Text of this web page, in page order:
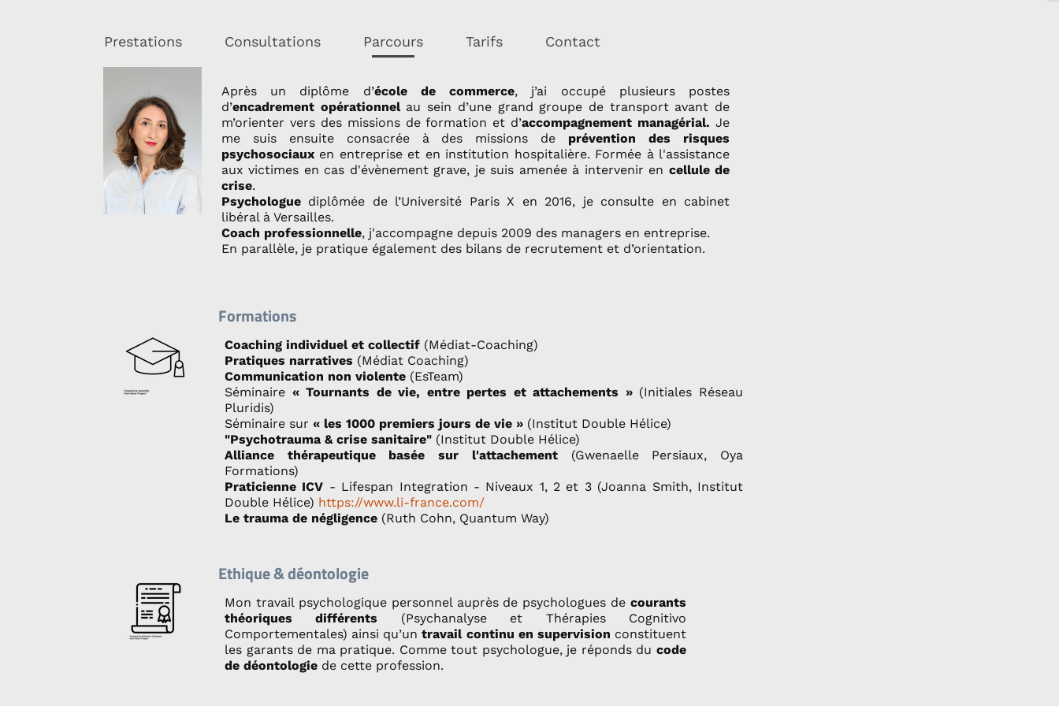
Prestations Consultations Parcours Tarifs Contact
Après un diplôme d’école de commerce, j’ai occupé plusieurs postes
d’encadrement opérationnel au sein d’une grand groupe de transport avant de
m’orienter vers des missions de formation et d’accompagnement managérial. Je
me suis ensuite consacrée à des missions de prévention des risques
psychosociaux en entreprise et en institution hospitalière. Formée à l'assistance
aux victimes en cas d'évènement grave, je suis amenée à intervenir en cellule de
crise.
Psychologue diplômée de l’Université Paris X en 2016, je consulte en cabinet
libéral à Versailles.
Coach professionnelle, j'accompagne depuis 2009 des managers en entreprise.
En parallèle, je pratique également des bilans de recrutement et d’orientation.
Formations
Coaching individuel et collectif (Médiat-Coaching)
Pratiques narratives (Médiat Coaching)
Communication non violente (EsTeam)
Séminaire « Tournants de vie, entre pertes et attachements » (Initiales Réseau
Pluridis)
Séminaire sur « les 1000 premiers jours de vie » (Institut Double Hélice)
"Psychotrauma & crise sanitaire" (Institut Double Hélice)
Alliance thérapeutique basée sur l'attachement(Gwenaelle Persiaux, Oya
Formations)
Praticienne ICV - Lifespan Integration - Niveaux 1, 2 et 3 (Joanna Smith, Institut
Double Hélice) https://www.li-france.com/
Le trauma de négligence (Ruth Cohn, Quantum Way)
Ethique & déontologie
Mon travail psychologique personnel auprès de psychologues de courants
théoriques différents (Psychanalyse et Thérapies Cognitivo
Comportementales) ainsi qu’untravail continu en supervision constituent
les garants de ma pratique. Comme tout psychologue, je réponds du code
de déontologie de cette profession.